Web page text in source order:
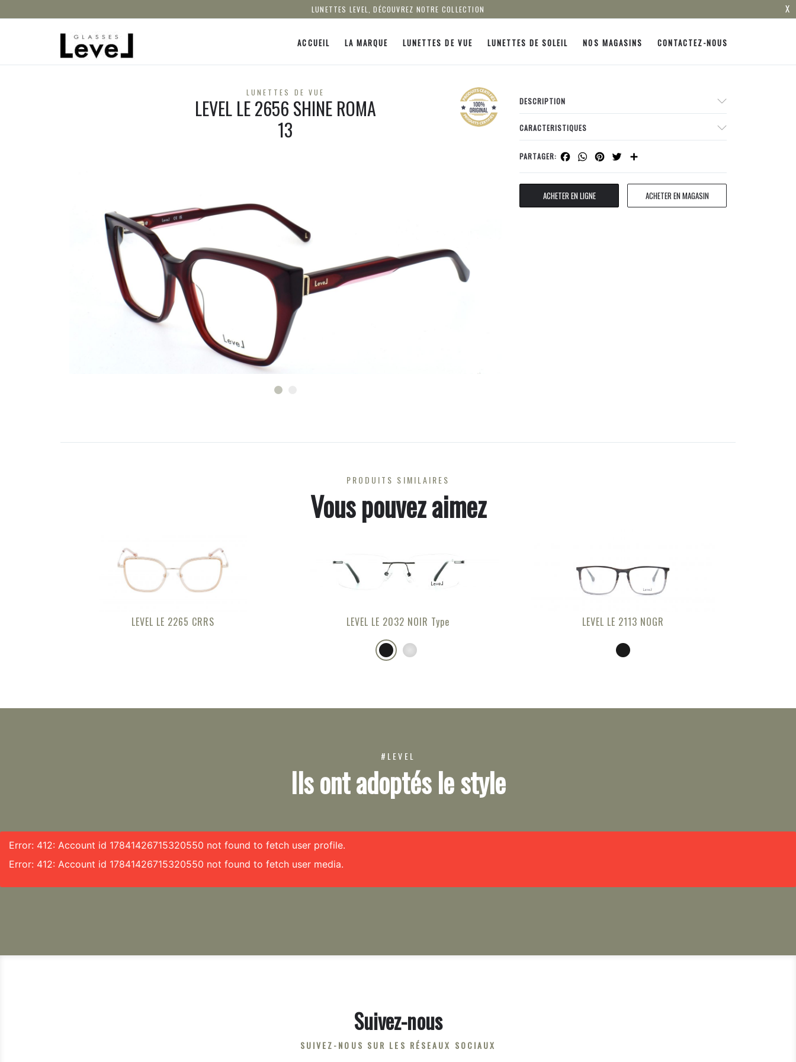
LUNETTES LEVEL, DÉCOUVREZ NOTRE COLLECTION X
ACCUEIL LA MARQUE LUNETTES DE VUE LUNETTES DE SOLEIL NOS MAGASINS CONTACTEZ-NOUS
LUNETTES DE VUE
LEVEL LE 2656 SHINE ROMA
13
DESCRIPTION
CARACTERISTIQUES
PARTAGER: Facebook
WhatsApp
Pinterest
Twitter
ACHETER EN LIGNE ACHETER EN MAGASIN
PRODUITS SIMILAIRES
Vous pouvez aimez
LEVEL LE 2265 CRRS LEVEL LE 2032 NOIR Type LEVEL LE 2113 NOGR
#LEVEL
Ils ont adoptés le style
Error: 412: Account id 17841426715320550 not found to fetch user profile.
Error: 412: Account id 17841426715320550 not found to fetch user media.
Suivez-nous
SUIVEZ-NOUS SUR LES RÉSEAUX SOCIAUX